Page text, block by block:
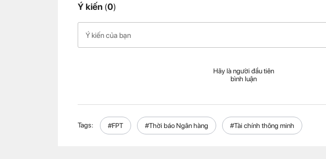
Ý kiến (0)
Hãy là người đầu tiên
bình luận
Tags: #FPT #Thời báo Ngân hàng #Tài chính thông minh